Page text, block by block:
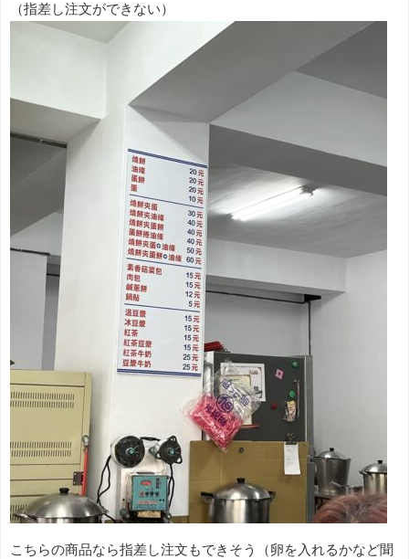
（指差し注文ができない）
こちらの商品なら指差し注文もできそう（卵を入れるかなど聞